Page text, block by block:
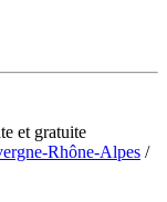
et gratuite
Rhône-Alpes /